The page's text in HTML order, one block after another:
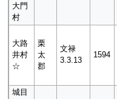
大門
村
大路
井村
☆
栗
太
郡
文禄
3.3.13
1594
城目